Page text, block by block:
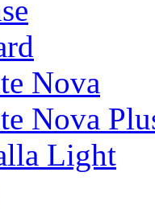
Nova
Nova
Light